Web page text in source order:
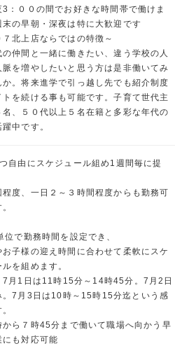
3：００の間でお好きな時間帯で働けま
末の早朝・深夜は特に大歓迎です
７北上店ならではの特徴～
の仲間と一緒に働きたい、違う学校の人
脈を増やしたいと思う方は是非働いてみ
か。将来進学で引っ越し先でも紹介制度
トを続ける事も可能です。子育て世代主
名、５０代以上５名在籍と多彩な年代の
中です。
自由にスケジュール組め1週間毎に提
程度、一日２～３時間程度からも勤務可
位で勤務時間を設定でき、
お子様の迎え時間に合わせて柔軟にスケ
を組めます。
7月1日は11時15分～14時45分。7月2日
。7月3日は10時～15時15分迄という感
から７時45分まで働いて職場へ向かう早
にも対応可能